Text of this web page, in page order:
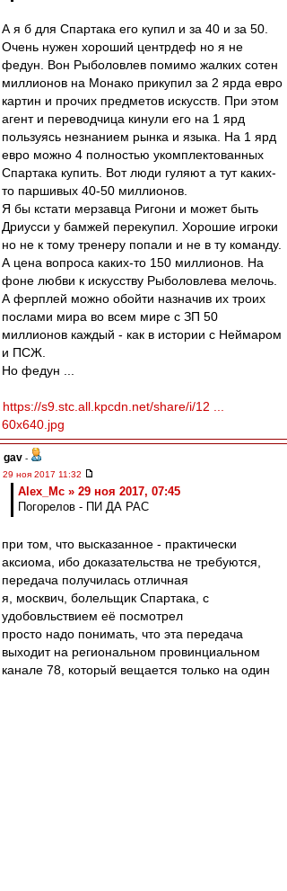
А я б для Спартака его купил и за 40 и за 50.
Очень нужен хороший центрдеф но я не
федун. Вон Рыболовлев помимо жалких сотен
миллионов на Монако прикупил за 2 ярда евро
картин и прочих предметов искусств. При этом
агент и переводчица кинули его на 1 ярд
пользуясь незнанием рынка и языка. На 1 ярд
евро можно 4 полностью укомплектованных
Спартака купить. Вот люди гуляют а тут каких-
то паршивых 40-50 миллионов.
Я бы кстати мерзавца Ригони и может быть
Дриусси у бамжей перекупил. Хорошие игроки
но не к тому тренеру попали и не в ту команду.
А цена вопроса каких-то 150 миллионов. На
фоне любви к искусству Рыболовлева мелочь.
А ферплей можно обойти назначив их троих
послами мира во всем мире с ЗП 50
миллионов каждый - как в истории с Неймаром
и ПСЖ.
Но федун ...
https://s9.stc.all.kpcdn.net/share/i/12 ...
60x640.jpg
gav -
29 ноя 2017 11:32
Alex_Mc » 29 ноя 2017, 07:45
Погорелов - ПИ ДА РАС
при том, что высказанное - практически
аксиома, ибо доказательства не требуются,
передача получилась отличная
я, москвич, болельщик Спартака, с
удобовльствием её посмотрел
просто надо понимать, что эта передача
выходит на региональном провинциальном
канале 78, который вещается только на один